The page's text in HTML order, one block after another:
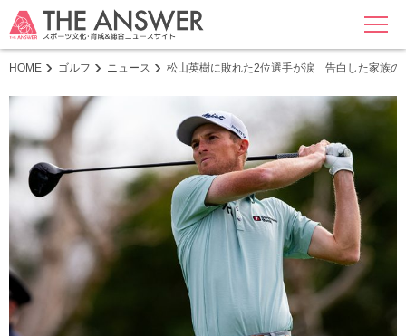
MENU
HOME ゴルフ ニュース 松山英樹に敗れた2位選手が涙 告白した家族の